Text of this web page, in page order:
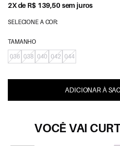
2X de R$ 139,50 sem juros
SELECIONE A COR:
TAMANHO
036 038 040 042 044
ADICIONAR À
VOCÊ VAI